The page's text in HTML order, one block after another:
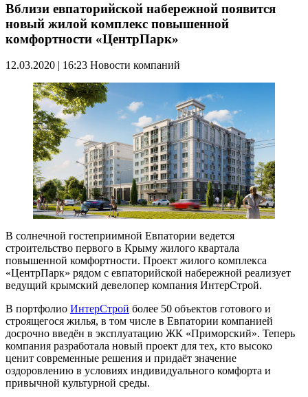
Вблизи евпаторийской набережной появится
новый жилой комплекс повышенной
комфортности «ЦентрПарк»
12.03.2020 | 16:23 Новости компаний
В солнечной гостеприимной Евпатории ведется
строительство первого в Крыму жилого квартала
повышенной комфортности. Проект жилого комплекса
«ЦентрПарк» рядом с евпаторийской набережной реализует
ведущий крымский девелопер компания ИнтерСтрой.
В портфолио ИнтерСтрой более 50 объектов готового и
строящегося жилья, в том числе в Евпатории компанией
досрочно введён в эксплуатацию ЖК «Приморский». Теперь
компания разработала новый проект для тех, кто высоко
ценит современные решения и придаёт значение
оздоровлению в условиях индивидуального комфорта и
привычной культурной среды.